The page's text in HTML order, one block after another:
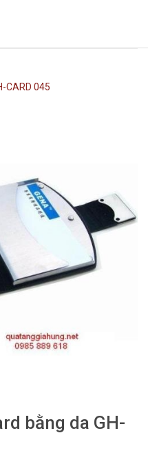
CARD 045
bằng da GH-